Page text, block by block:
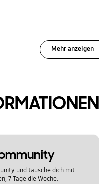
Mehr anzeigen
und tausche dich mit
7 Tage die Woche.